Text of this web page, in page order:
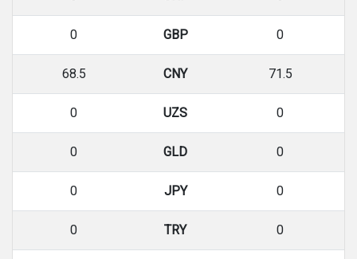
0 GBP 0
68.5 CNY 71.5
0 UZS 0
0 GLD 0
0 JPY 0
0 TRY 0